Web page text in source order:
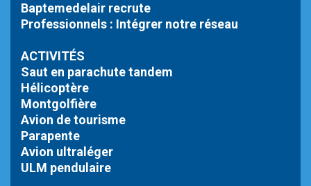
Baptemedelair recrute
Professionnels : Intégrer notre réseau
ACTIVITÉS
Saut en parachute tandem
Hélicoptère
Montgolfière
Avion de tourisme
Parapente
Avion ultraléger
ULM pendulaire